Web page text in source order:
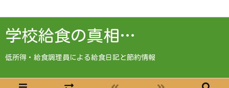
学校給食の真相…
低所得・給食調理員による給食日記と節約情報